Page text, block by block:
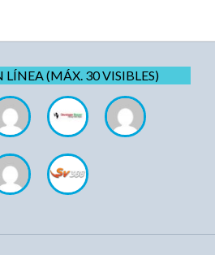
LÍNEA (MÁX. 30 VISIBLES)